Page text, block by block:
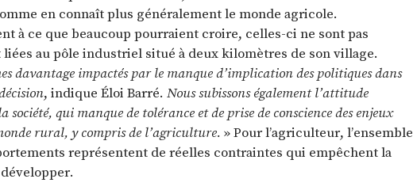
en connaît plus généralement le monde agricole.
à ce que beaucoup pourraient croire, celles-ci ne sont pas
au pôle industriel situé à deux kilomètres de son village.
davantage impactés par le manque d’implication des politiques dans
, indique Éloi Barré. Nous subissons également l’attitude
société, qui manque de tolérance et de prise de conscience des enjeux
rural, y compris de l’agriculture. » Pour l’agriculteur, l’ensemble
représentent de réelles contraintes qui empêchent la